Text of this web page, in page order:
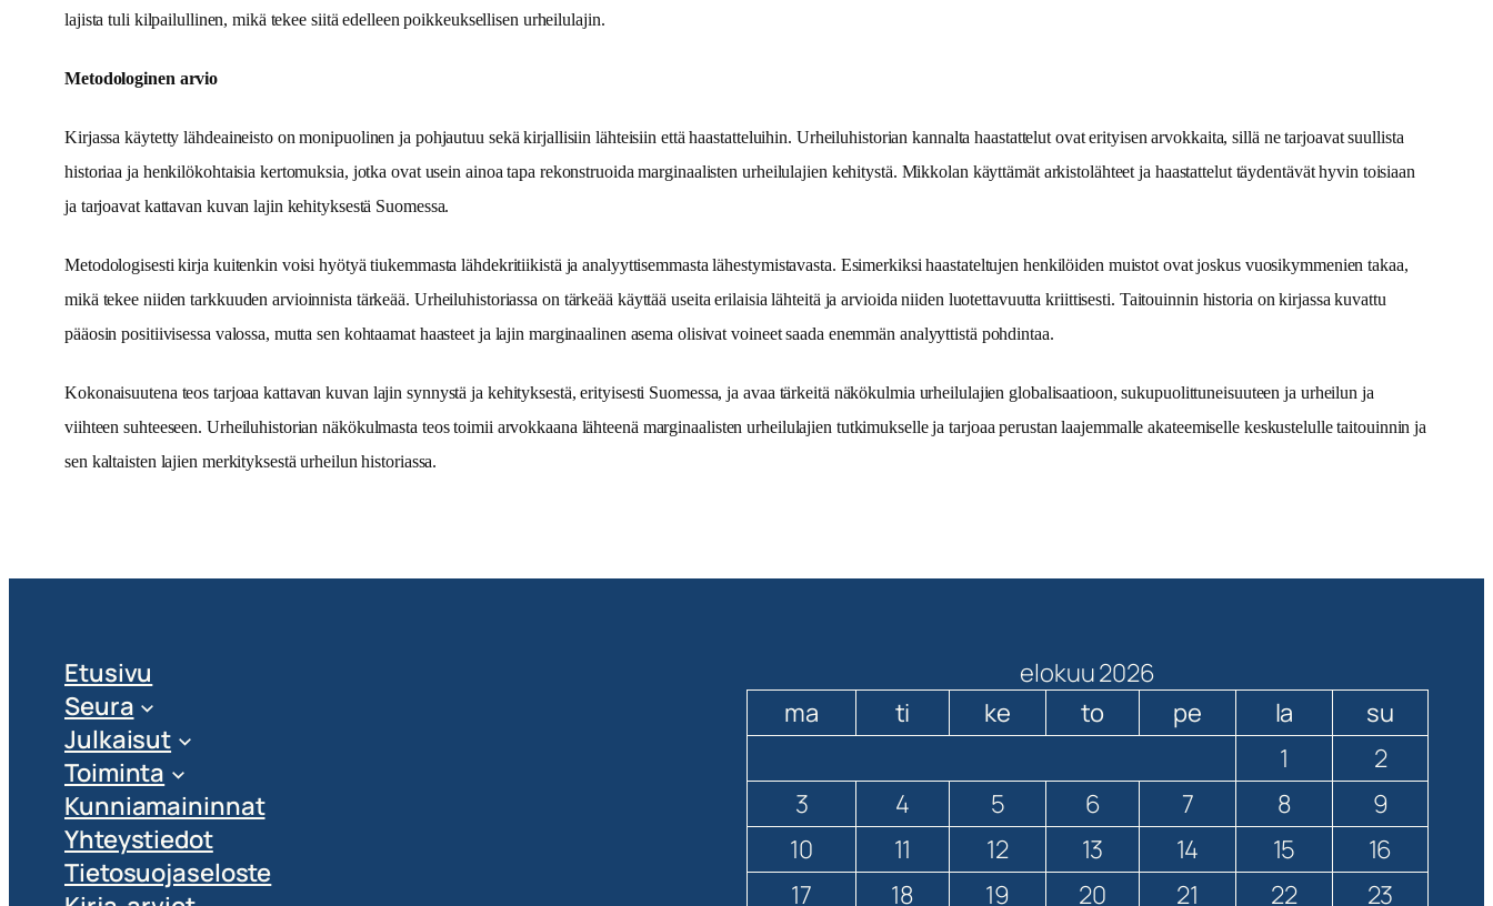
lajista tuli kilpailullinen, mikä tekee siitä edelleen poikkeuksellisen urheilulajin.
Metodologinen arvio
Kirjassa käytetty lähdeaineisto on monipuolinen ja pohjautuu sekä kirjallisiin lähteisiin että haastatteluihin. Urheiluhistorian kannalta haastattelut ovat erityisen arvokkaita, sillä ne tarjoavat suullista
historiaa ja henkilökohtaisia kertomuksia, jotka ovat usein ainoa tapa rekonstruoida marginaalisten urheilulajien kehitystä. Mikkolan käyttämät arkistolähteet ja haastattelut täydentävät hyvin toisiaan
ja tarjoavat kattavan kuvan lajin kehityksestä Suomessa.
Metodologisesti kirja kuitenkin voisi hyötyä tiukemmasta lähdekritiikistä ja analyyttisemmasta lähestymistavasta. Esimerkiksi haastateltujen henkilöiden muistot ovat joskus vuosikymmenien takaa,
mikä tekee niiden tarkkuuden arvioinnista tärkeää. Urheiluhistoriassa on tärkeää käyttää useita erilaisia lähteitä ja arvioida niiden luotettavuutta kriittisesti. Taitouinnin historia on kirjassa kuvattu
pääosin positiivisessa valossa, mutta sen kohtaamat haasteet ja lajin marginaalinen asema olisivat voineet saada enemmän analyyttistä pohdintaa.
Kokonaisuutena teos tarjoaa kattavan kuvan lajin synnystä ja kehityksestä, erityisesti Suomessa, ja avaa tärkeitä näkökulmia urheilulajien globalisaatioon, sukupuolittuneisuuteen ja urheilun ja
viihteen suhteeseen. Urheiluhistorian näkökulmasta teos toimii arvokkaana lähteenä marginaalisten urheilulajien tutkimukselle ja tarjoaa perustan laajemmalle akateemiselle keskustelulle taitouinnin ja
sen kaltaisten lajien merkityksestä urheilun historiassa.
Etusivu
Seura
Julkaisut
Toiminta
Kunniamaininnat
Yhteystiedot
Tietosuojaseloste
elokuu 2026
ma
ti ke to pe la
su
1
2
3
4 5 6 7 8
9
10
11 12 13 14 15
16
17
18 19 20 21 22 23